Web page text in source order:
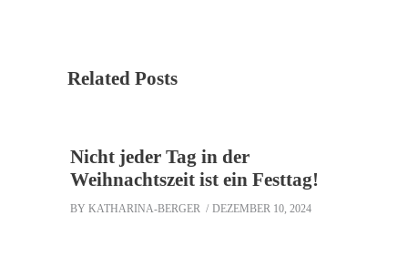
Related Posts
Nicht jeder Tag in der
Weihnachtszeit ist ein Festtag!
BY KATHARINA-BERGER DEZEMBER 10, 2024